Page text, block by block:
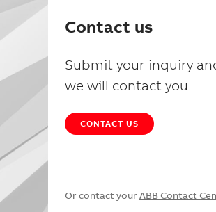
Contact us
Submit your inquiry
we will contact you
CONTACT US
Or contact your ABB Contact